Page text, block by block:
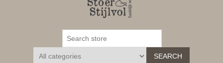
SEARCH